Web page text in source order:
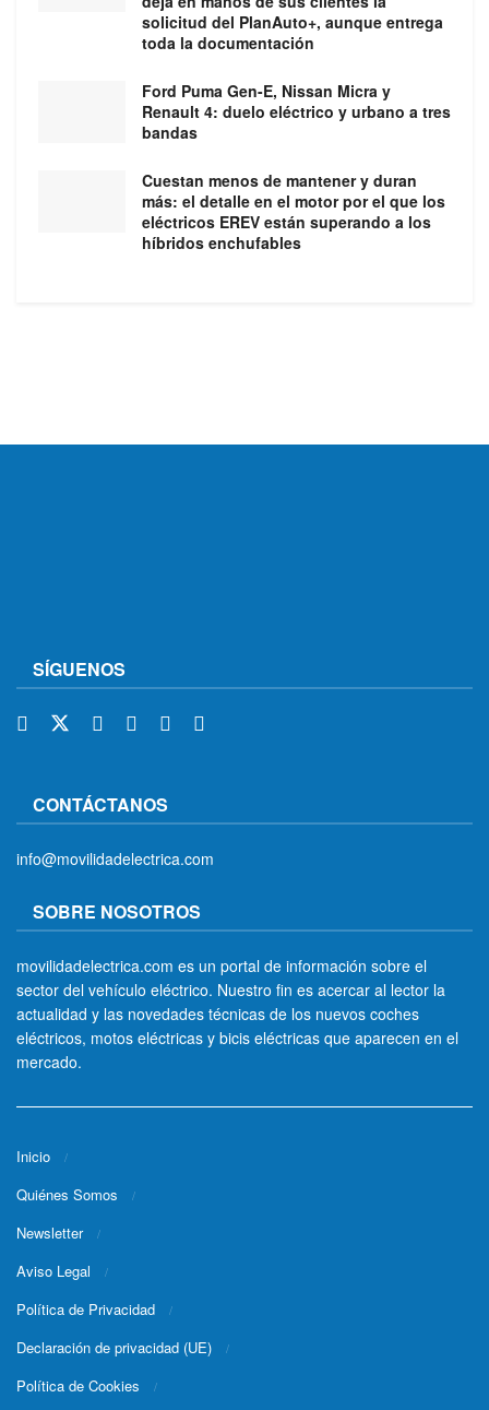
solicitud del PlanAuto+, aunque entrega
toda la documentación
Ford Puma Gen-E, Nissan Micra y
Renault 4: duelo eléctrico y urbano a tres
bandas
Cuestan menos de mantener y duran
más: el detalle en el motor por el que los
eléctricos EREV están superando a los
híbridos enchufables
SÍGUENOS
CONTÁCTANOS
info@movilidadelectrica.com
SOBRE NOSOTROS
movilidadelectrica.com es un portal de información sobre el
sector del vehículo eléctrico. Nuestro fin es acercar al lector la
actualidad y las novedades técnicas de los nuevos coches
eléctricos, motos eléctricas y bicis eléctricas que aparecen en el
mercado.
Inicio
Quiénes Somos
Newsletter
Aviso Legal
Política de Privacidad
Declaración de privacidad (UE)
Política de Cookies